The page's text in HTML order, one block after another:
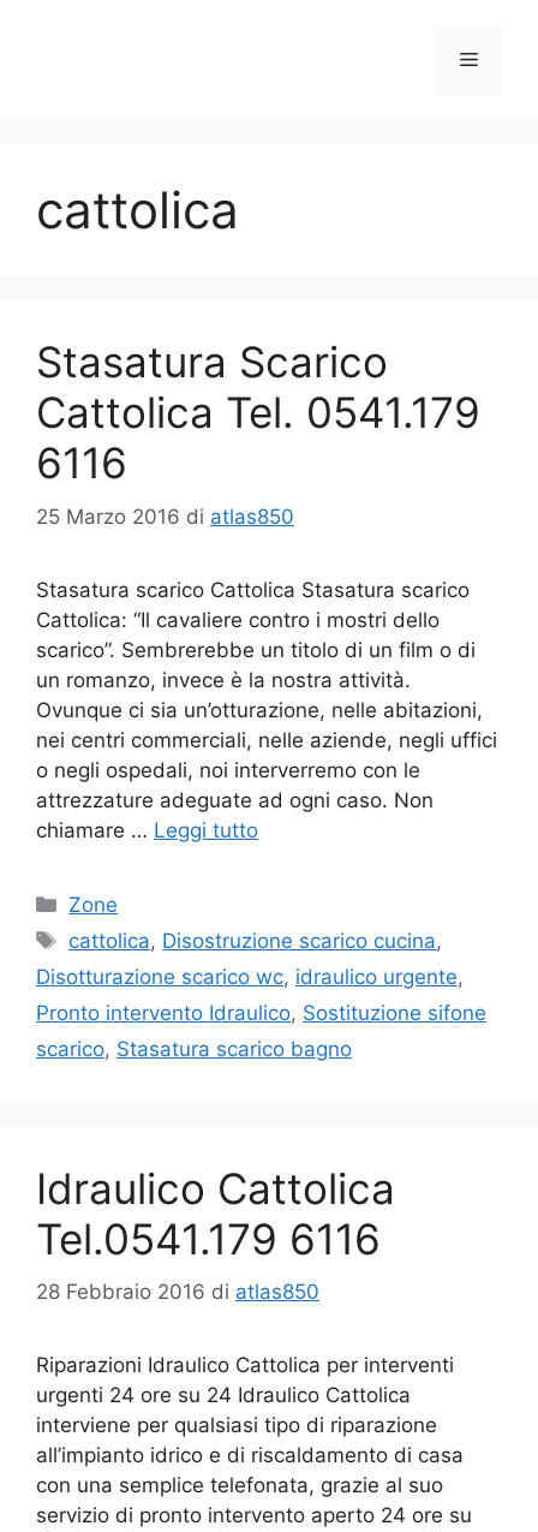
Menu
cattolica
Stasatura Scarico
Cattolica Tel. 0541.179
6116
25 Marzo 2016 di atlas850
Stasatura scarico Cattolica Stasatura scarico
Cattolica: “Il cavaliere contro i mostri dello
scarico”. Sembrerebbe un titolo di un film o di
un romanzo, invece è la nostra attività.
Ovunque ci sia un’otturazione, nelle abitazioni,
nei centri commerciali, nelle aziende, negli uffici
o negli ospedali, noi interverremo con le
attrezzature adeguate ad ogni caso. Non
chiamare … Leggi tutto
Categorie
Zone
Tag
cattolica, Disostruzione scarico cucina,
Disotturazione scarico wc, idraulico urgente,
Pronto intervento Idraulico, Sostituzione sifone
scarico, Stasatura scarico bagno
Idraulico Cattolica
Tel.0541.179 6116
28 Febbraio 2016 di atlas850
Riparazioni Idraulico Cattolica per interventi
urgenti 24 ore su 24 Idraulico Cattolica
interviene per qualsiasi tipo di riparazione
all’impianto idrico e di riscaldamento di casa
con una semplice telefonata, grazie al suo
servizio di pronto intervento aperto 24 ore su